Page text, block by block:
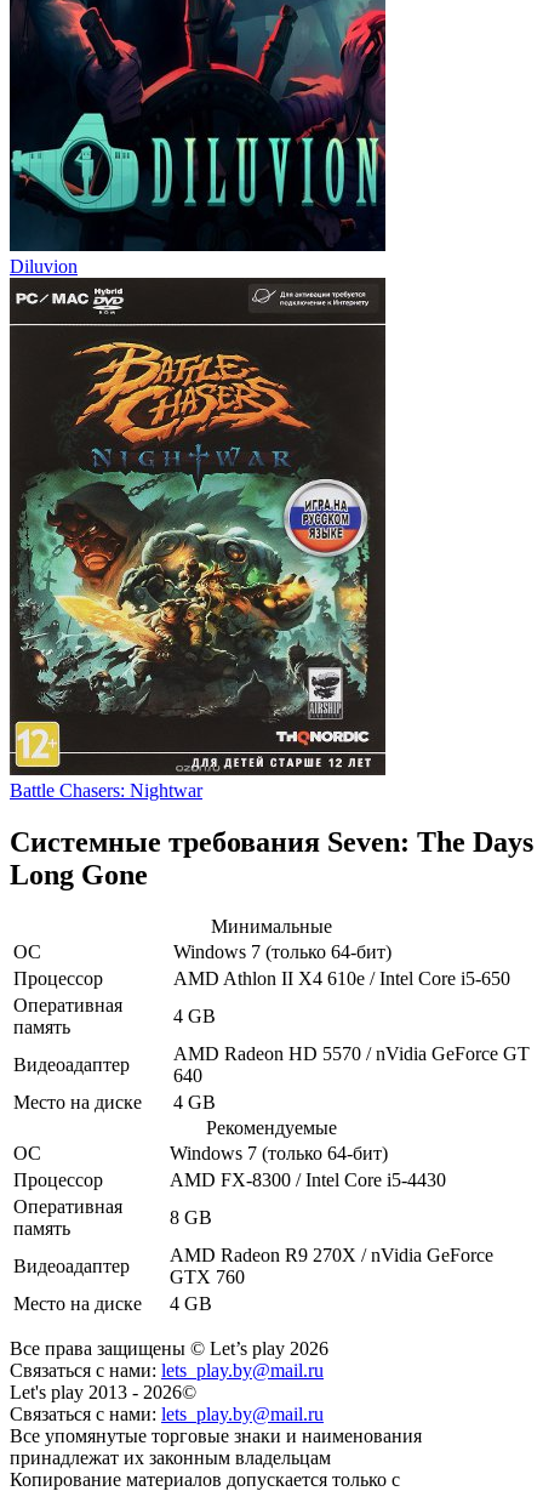
Diluvion
Battle Chasers: Nightwar
Системные требования Seven: The Days
Long Gone
Минимальные
ОС
Windows 7 (только 64-бит)
Процессор
AMD Athlon II X4 610e / Intel Core i5-650
Оперативная
память
4 GB
Видеоадаптер
AMD Radeon HD 5570 / nVidia GeForce GT
640
Место на диске
4 GB
Рекомендуемые
ОС
Windows 7 (только 64-бит)
Процессор
AMD FX-8300 / Intel Core i5-4430
Оперативная
память
8 GB
Видеоадаптер
AMD Radeon R9 270X / nVidia GeForce
GTX 760
Место на диске
4 GB
Все права защищены © Let’s play 2026
Связаться с нами: lets_play.by@mail.ru
Let's play 2013 - 2026©
Связаться с нами: lets_play.by@mail.ru
Все упомянутые торговые знаки и наименования
принадлежат их законным владельцам
Копирование материалов допускается только с